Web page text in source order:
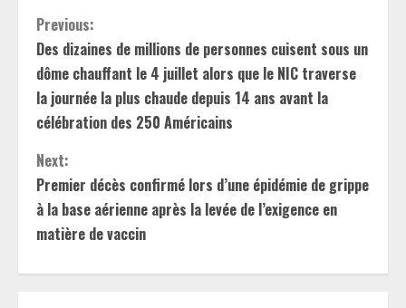
C
o
n
t
i
n
Previous:
Des dizaines de millions de personnes cuisent sous un
dôme chauffant le 4 juillet alors que le NIC traverse
la journée la plus chaude depuis 14 ans avant la
célébration des 250 Américains
Next:
Premier décès confirmé lors d’une épidémie de grippe
à la base aérienne après la levée de l’exigence en
matière de vaccin